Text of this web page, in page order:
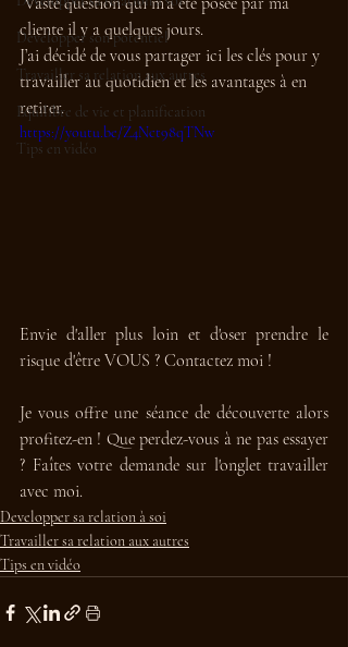
Développer son potentiel
Travailler sa relation aux autres
Equilibre de vie et planification
Tips en vidéo
cliente il y a quelques jours.
J’ai décidé de vous partager ici les clés pour y
travailler au quotidien et les avantages à en
retirer.
https://youtu.be/Z4Nct98qTNw
Envie d'aller plus loin et d'oser prendre le
risque d'être VOUS ? Contactez moi !
Je vous offre une séance de découverte alors
profitez-en ! Que perdez-vous à ne pas essayer
? Faîtes votre demande sur l'onglet travailler
avec moi.
Developper sa relation à soi
Travailler sa relation aux autres
Tips en vidéo